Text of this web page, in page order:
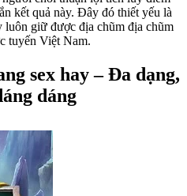
kết quả này. Đây đó thiết yếu là
luôn giữ được địa chũm địa chũm
tuyến Việt Nam.
sex hay – Đa dạng,
dáng